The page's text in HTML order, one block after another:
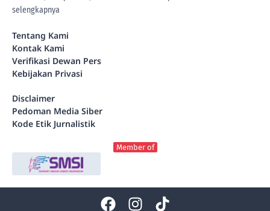
selengkapnya
Tentang Kami
Kontak Kami
Verifikasi Dewan Pers
Kebijakan Privasi
Disclaimer
Pedoman Media Siber
Kode Etik Jurnalistik
Member of